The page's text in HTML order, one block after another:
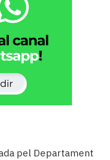
pel Departament